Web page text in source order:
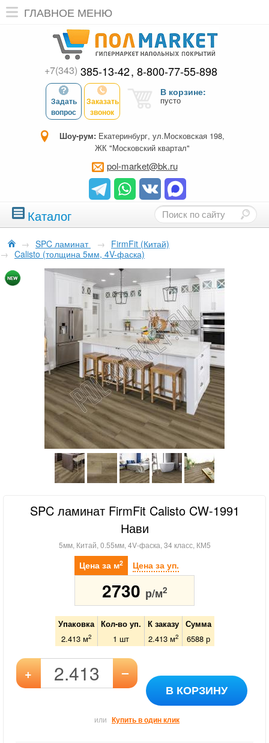
ГЛАВНОЕ МЕНЮ
+7(343) 385-13-42 8-800-77-55-898
Задать
вопрос
Заказать
звонок
В корзине:
пусто
Шоу-рум: Екатеринбург, ул.Московская 198,
ЖК "Московский квартал"
pol-market@bk.ru
Каталог
→ SPC ламинат → FirmFit (Китай)
→ Calisto (толщина 5мм, 4V-фаска)
SPC ламинат FirmFit Calisto CW-1991
Нави
5мм, Китай, 0.55мм, 4V-фаска, 34 класс, КМ5
Цена за м2 Цена за уп.
2730 р/м2
Упаковка Кол-во уп. К заказу
Сумма
2.413 м2 1 шт 2.413м2 6588р
+ –
В КОРЗИНУ
или Купить в один клик